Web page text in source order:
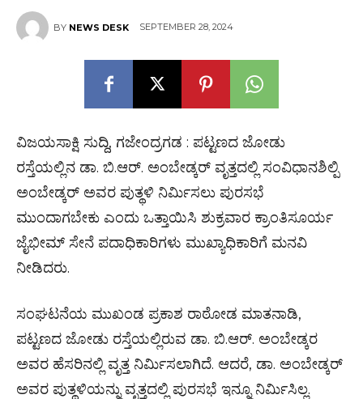
BY NEWS DESK SEPTEMBER 28, 2024
ವಿಜಯಸಾಕ್ಷಿ ಸುದ್ದಿ, ಗಜೇಂದ್ರಗಡ : ಪಟ್ಟಣದ ಜೋಡು
ರಸ್ತೆಯಲ್ಲಿನ ಡಾ. ಬಿ.ಆರ್. ಅಂಬೇಡ್ಕರ್ ವೃತ್ತದಲ್ಲಿ ಸಂವಿಧಾನಶಿಲ್ಪಿ
ಅಂಬೇಡ್ಕರ್ ಅವರ ಪುತ್ಥಳಿ ನಿರ್ಮಿಸಲು ಪುರಸಭೆ
ಮುಂದಾಗಬೇಕು ಎಂದು ಒತ್ತಾಯಿಸಿ ಶುಕ್ರವಾರ ಕ್ರಾಂತಿಸೂರ್ಯ
ಜೈಭೀಮ್ ಸೇನೆ ಪದಾಧಿಕಾರಿಗಳು ಮುಖ್ಯಾಧಿಕಾರಿಗೆ ಮನವಿ
ನೀಡಿದರು.
ಸಂಘಟನೆಯ ಮುಖಂಡ ಪ್ರಕಾಶ ರಾಠೋಡ ಮಾತನಾಡಿ,
ಪಟ್ಟಣದ ಜೋಡು ರಸ್ತೆಯಲ್ಲಿರುವ ಡಾ. ಬಿ.ಆರ್. ಅಂಬೇಡ್ಕರ
ಅವರ ಹೆಸರಿನಲ್ಲಿ ವೃತ್ತ ನಿರ್ಮಿಸಲಾಗಿದೆ. ಆದರೆ, ಡಾ. ಅಂಬೇಡ್ಕರ್
ಅವರ ಪುತ್ಥಳಿಯನ್ನು ವೃತ್ತದಲ್ಲಿ ಪುರಸಭೆ ಇನ್ನೂ ನಿರ್ಮಿಸಿಲ್ಲ.